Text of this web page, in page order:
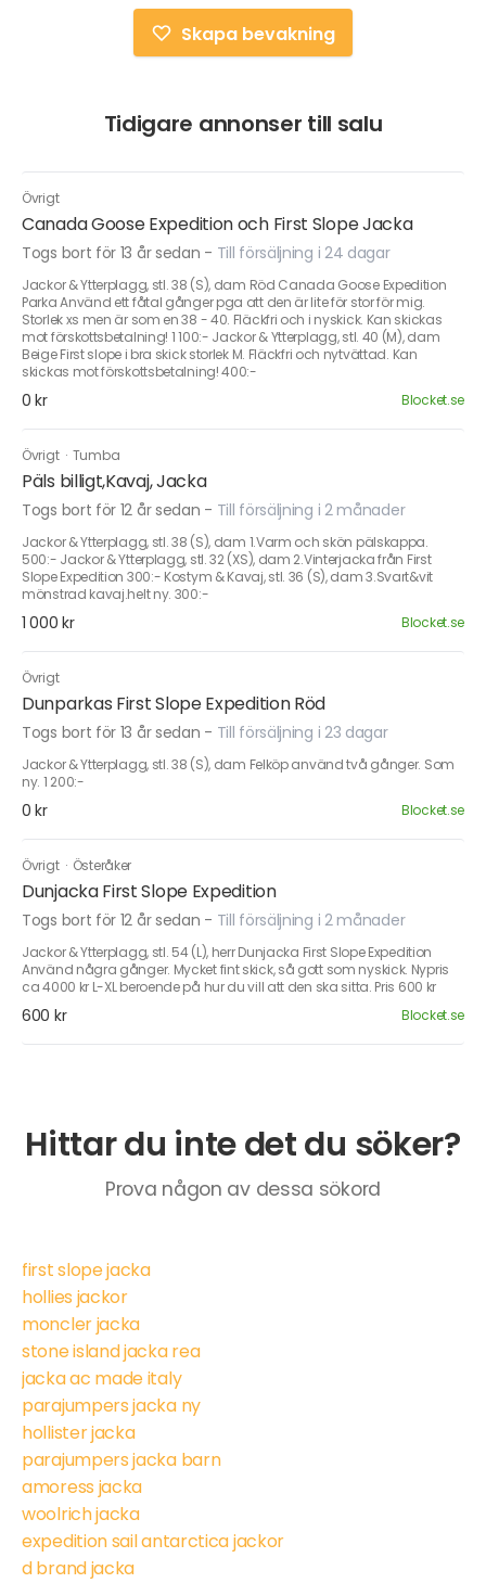
Skapa bevakning
Tidigare annonser till salu
Övrigt
Canada Goose Expedition och First Slope Jacka
Togs bort för 13 år sedan - Till försäljning i 24 dagar
Jackor & Ytterplagg, stl. 38 (S), dam Röd Canada Goose Expedition
Parka Använd ett fåtal gånger pga att den är lite för stor för mig.
Storlek xs men är som en 38 - 40. Fläckfri och i nyskick. Kan skickas
mot förskottsbetalning! 1 100:- Jackor & Ytterplagg, stl. 40 (M), dam
Beige First slope i bra skick storlek M. Fläckfri och nytvättad. Kan
skickas mot förskottsbetalning! 400:-
0 kr Blocket.se
Övrigt · Tumba
Päls billigt,Kavaj, Jacka
Togs bort för 12 år sedan - Till försäljning i 2 månader
Jackor & Ytterplagg, stl. 38 (S), dam 1.Varm och skön pälskappa.
500:- Jackor & Ytterplagg, stl. 32 (XS), dam 2.Vinterjacka från First
Slope Expedition 300:- Kostym & Kavaj, stl. 36 (S), dam 3.Svart&vit
mönstrad kavaj.helt ny. 300:-
1 000 kr Blocket.se
Övrigt
Dunparkas First Slope Expedition Röd
Togs bort för 13 år sedan - Till försäljning i 23 dagar
Jackor & Ytterplagg, stl. 38 (S), dam Felköp använd två gånger. Som
ny. 1 200:-
0 kr Blocket.se
Övrigt · Österåker
Dunjacka First Slope Expedition
Togs bort för 12 år sedan - Till försäljning i 2 månader
Jackor & Ytterplagg, stl. 54 (L), herr Dunjacka First Slope Expedition
Använd några gånger. Mycket fint skick, så gott som nyskick. Nypris
ca 4000 kr L-XL beroende på hur du vill att den ska sitta. Pris 600 kr
600 kr Blocket.se
Hittar du inte det du söker?
Prova någon av dessa sökord
first slope jacka
hollies jackor
moncler jacka
stone island jacka rea
jacka ac made italy
parajumpers jacka ny
hollister jacka
parajumpers jacka barn
amoress jacka
woolrich jacka
expedition sail antarctica jackor
d brand jacka